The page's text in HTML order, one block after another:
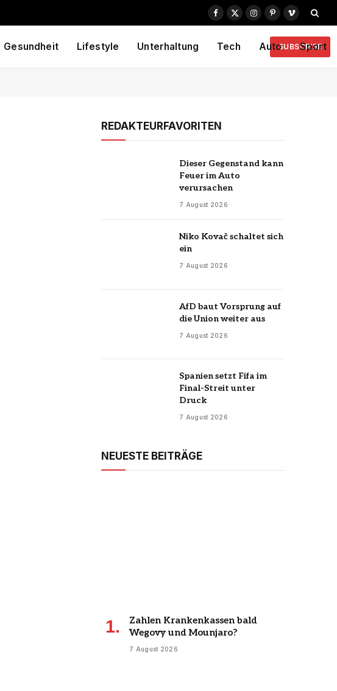
Facebook
X
Instagram
PinterestVimeo
Gesundheit Lifestyle Unterhaltung Tech Auto Sport
SUBSCRIBE
REDAKTEURFAVORITEN
Dieser Gegenstand kann
Feuer im Auto
verursachen
7 August 2026
Niko Kovač schaltet sich
ein
7 August 2026
AfD baut Vorsprung auf
die Union weiter aus
7 August 2026
Spanien setzt Fifa im
Final-Streit unter
Druck
7 August 2026
NEUESTE BEITRÄGE
Zahlen Krankenkassen bald
Wegovy und Mounjaro?
7 August 2026